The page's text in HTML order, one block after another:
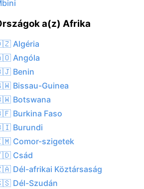
a(z) Afrika
Algéria
Angóla
Benin
Bissau-Guinea
Botswana
Burkina Faso
Burundi
Comor-szigetek
Csád
Dél-afrikai Köztársaság
Dél-Szudán